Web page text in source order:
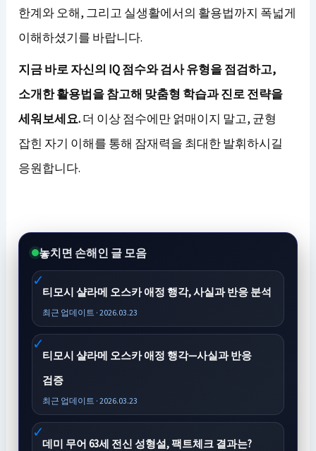
한계와 오해, 그리고 실생활에서의 활용법까지 폭넓게
이해하셨기를 바랍니다.
지금 바로 자신의 IQ 점수와 검사 유형을 점검하고,
소개한 활용법을 참고해 맞춤형 학습과 진로 전략을
세워보세요.더 이상 점수에만 얽매이지 말고, 균형
잡힌 자기 이해를 통해 잠재력을 최대한 발휘하시길
응원합니다.
놓치면 손해인 글 모음
티모시 샬라메 오스카 애정 행각, 사실과 반응 분석
최근 업데이트 · 2026.03.23
티모시 샬라메 오스카 애정 행각—사실과 반응
검증
최근 업데이트 · 2026.03.23
데미 무어 63세 전신 성형설, 팩트체크 결과는?